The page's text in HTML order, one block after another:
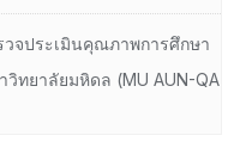
จประเมินคุณภาพการศึกษา
ทยาลัยมหิดล (MU AUN-QA